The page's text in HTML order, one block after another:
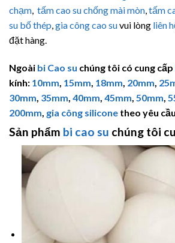
chạm, tấm cao su chống mài mòn,tấm
su bố thép,gia công cao suvui lòng liên
đặt hàng.
Ngoài bi Cao su chúng tôi có cung cấp
kính: 10mm, 15mm, 18mm, 20mm,
30mm, 35mm, 40mm, 45mm, 50mm,
200mm, gia công silicone theo yêu
Sản phẩm bi cao su chúng tôi